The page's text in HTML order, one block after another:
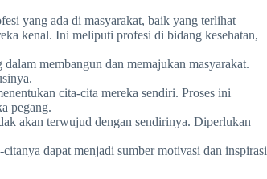
yang ada di masyarakat, baik yang terlihat
kenal. Ini meliputi profesi di bidang kesehatan,
membangun dan memajukan masyarakat.
cita-cita mereka sendiri. Proses ini
pegang.
akan terwujud dengan sendirinya. Diperlukan
dapat menjadi sumber motivasi dan inspirasi